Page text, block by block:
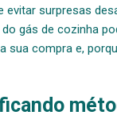
evitar surpresas
gás de cozinha
sua compra e,